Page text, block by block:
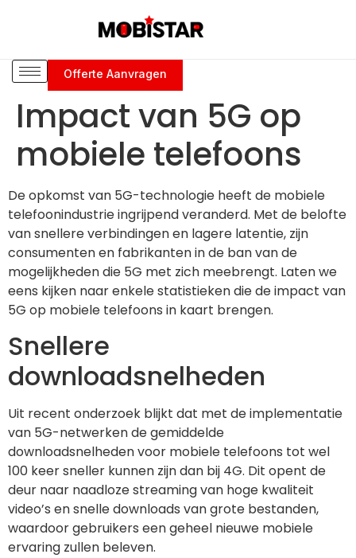
Offerte Aanvragen
Impact van 5G op
mobiele telefoons
De opkomst van 5G-technologie heeft de mobiele
telefoonindustrie ingrijpend veranderd. Met de belofte
van snellere verbindingen en lagere latentie, zijn
consumenten en fabrikanten in de ban van de
mogelijkheden die 5G met zich meebrengt. Laten we
eens kijken naar enkele statistieken die de impact van
5G op mobiele telefoons in kaart brengen.
Snellere
downloadsnelheden
Uit recent onderzoek blijkt dat met de implementatie
van 5G-netwerken de gemiddelde
downloadsnelheden voor mobiele telefoons tot wel
100 keer sneller kunnen zijn dan bij 4G. Dit opent de
deur naar naadloze streaming van hoge kwaliteit
video’s en snelle downloads van grote bestanden,
waardoor gebruikers een geheel nieuwe mobiele
ervaring zullen beleven.